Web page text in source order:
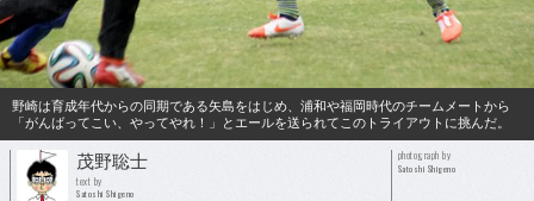
野崎は育成年代からの同期である矢島をはじめ、浦和や福岡時代のチームメートから
「がんばってこい、やってやれ！」とエールを送られてこのトライアウトに挑んだ。
茂野聡士
text by
Satoshi Shigeno
photograph by
Satoshi Shigeno